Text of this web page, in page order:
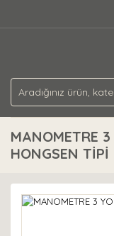
MANOMETRE
HONGSEN TİPİ